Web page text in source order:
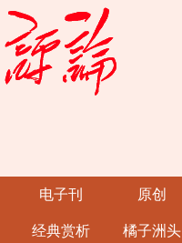
电子刊 原创
经典赏析 橘子洲头